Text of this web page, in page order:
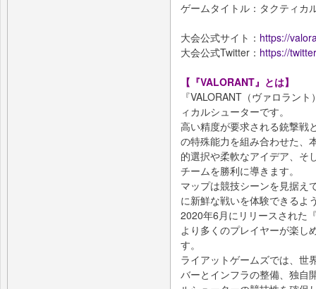
ゲームタイトル：タクティカ
大会公式サイト： https://
大会公式Twitter： https://
【『VALORANT』とは】
『VALORANT（ヴァロラン
ィカルシューターです。
高い精度が要求される銃撃戦
の特殊能力を組み合わせた、
的選択や柔軟なアイデア、そ
チームを勝利に導きます。
マップは競技シーンを見据え
に新鮮な戦いを体験できるよ
2020年6月にリリースされた
より多くのプレイヤーが楽し
す。
ライアットゲームズでは、世
バーとインフラの整備、独自